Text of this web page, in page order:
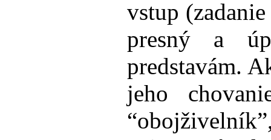
vstup
presný a
predstavám.
jeho